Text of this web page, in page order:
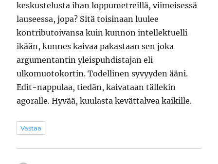
keskustelusta ihan loppumetreillä, viimeisessä
lauseessa, jopa? Sitä toisinaan luulee
kontributoivansa kuin kunnon intellektuelli
ikään, kunnes kaivaa pakastaan sen joka
argumentantin yleispuhdistajan eli
ulkomuotokortin. Todellinen syvyyden ääni.
Edit-nappulaa, tiedän, kaivataan tällekin
agoralle. Hyvää, kuulasta kevättalvea kaikille.
Vastaa